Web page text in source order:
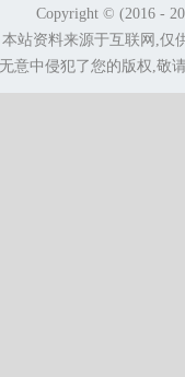
Copyright © (2016 -
本站资料来源于互联网,仅
意中侵犯了您的版权,敬